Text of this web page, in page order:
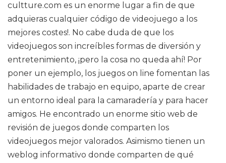
cultture.com es un enorme lugar a fin de que
adquieras cualquier código de videojuego a los
mejores costes!. No cabe duda de que los
videojuegos son increíbles formas de diversión y
entretenimiento, ¡pero la cosa no queda ahí! Por
poner un ejemplo, los juegos on line fomentan las
habilidades de trabajo en equipo, aparte de crear
un entorno ideal para la camaradería y para hacer
amigos. He encontrado un enorme sitio web de
revisión de juegos donde comparten los
videojuegos mejor valorados. Asimismo tienen un
weblog informativo donde comparten de qué